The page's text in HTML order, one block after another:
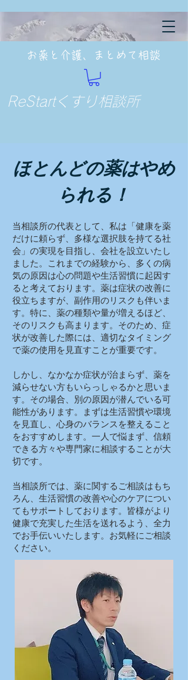
お薬と介護、まとめて相談
ReStartくすり相談所
ほとんどの薬はやめ
られる！
当相談所の代表として、私は「健康を薬
だけに頼らず、多様な選択肢を持てる社
会」の実現を目指し、会社を設立いたし
ました。これまでの経験から、多くの病
気の原因は心の問題や生活習慣に起因す
ると考えております。薬は症状の改善に
役立ちますが、副作用のリスクも伴いま
す。特に、薬の種類や量が増えるほど、
そのリスクも高まります。そのため、症
状が改善した際には、適切なタイミング
で薬の使用を見直すことが重要です。
しかし、なかなか症状が治まらず、薬を
減らせない方もいらっしゃるかと思いま
す。その場合、別の原因が潜んでいる可
能性があります。まずは生活習慣や環境
を見直し、心身のバランスを整えること
をおすすめします。一人で悩まず、信頼
できる方々や専門家に相談することが大
切です。
当相談所では、薬に関するご相談はもち
ろん、生活習慣の改善や心のケアについ
てもサポートしております。皆様がより
健康で充実した生活を送れるよう、全力
でお手伝いいたします。お気軽にご相談
ください。